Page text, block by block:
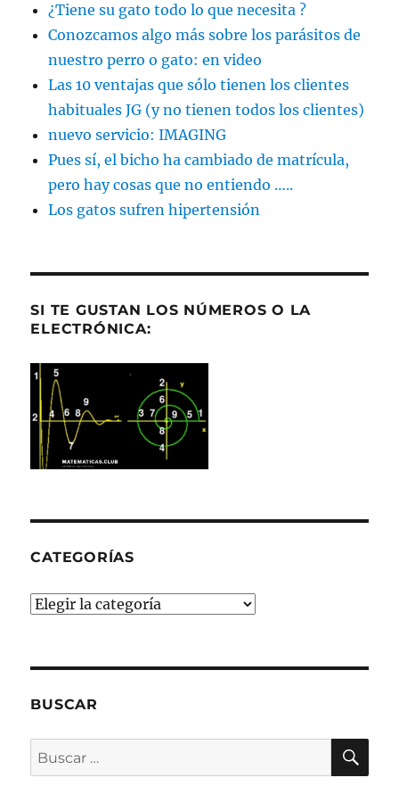
¿Tiene su gato todo lo que necesita ?
Conozcamos algo más sobre los parásitos de
nuestro perro o gato: en video
Las 10 ventajas que sólo tienen los clientes
habituales JG (y no tienen todos los clientes)
nuevo servicio: IMAGING
Pues sí, el bicho ha cambiado de matrícula,
pero hay cosas que no entiendo …..
Los gatos sufren hipertensión
SI TE GUSTAN LOS NÚMEROS O LA
ELECTRÓNICA:
CATEGORÍAS
Categorías
BUSCAR
Buscar
por: